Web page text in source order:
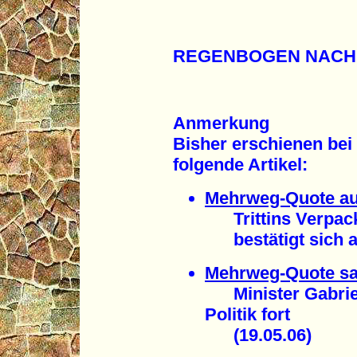
REGENBOGEN
Anmerkung
Bisher erschienen
folgende Artikel:
Mehrweg-Quote
Trittins
bestätigt sich
Mehrweg-Quote
Minister
Politik fort
(19.05.06)